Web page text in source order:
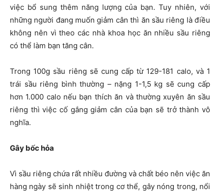
việc bổ sung thêm năng lượng của bạn. Tuy nhiên, với
những người đang muốn giảm cân thì ăn sầu riêng là điều
không nên vì theo các nhà khoa học ăn nhiều sầu riêng
có thể làm bạn tăng cân.
Trong 100g sầu riêng sẽ cung cấp từ 129-181 calo, và 1
trái sầu riêng bình thường – nặng 1-1,5 kg sẽ cung cấp
hơn 1.000 calo nếu bạn thích ăn và thường xuyên ăn sầu
riêng thì việc cố gắng giảm cân của bạn sẽ trở thành vô
nghĩa.
Gây bốc hỏa
Vì sầu riêng chứa rất nhiều đường và chất béo nên việc ăn
hàng ngày sẽ sinh nhiệt trong cơ thể, gây nóng trong, nổi